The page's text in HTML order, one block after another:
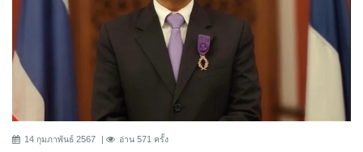
14 กุมภาพันธ์ 2567 อ่าน 571 ครั้ง